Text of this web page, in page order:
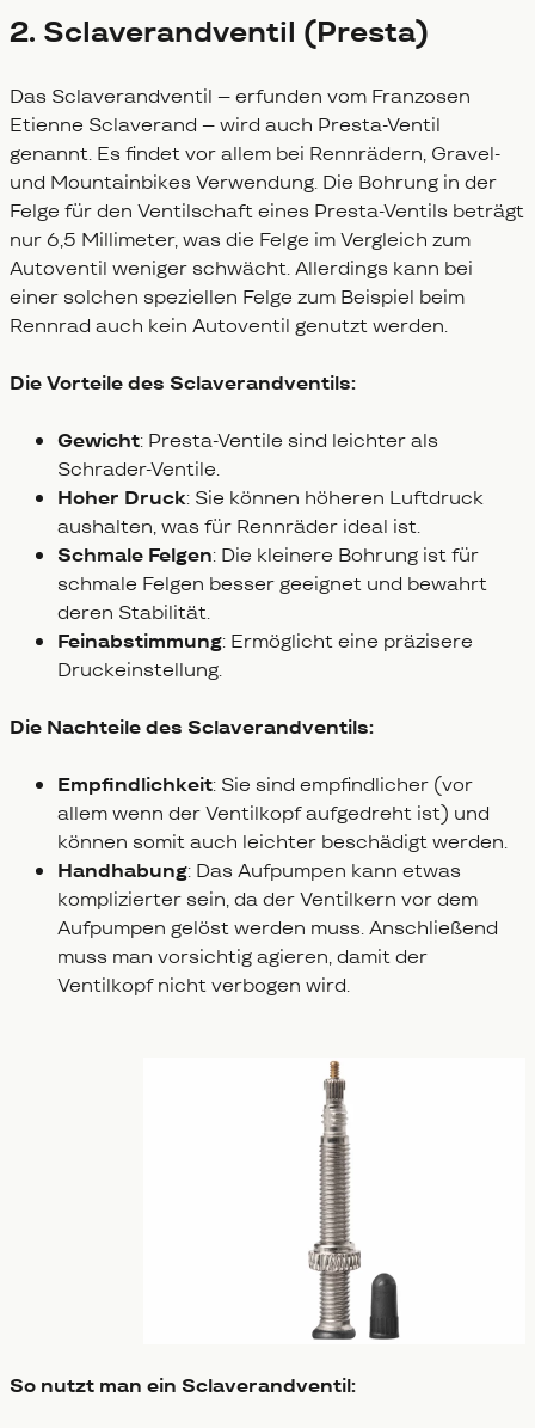
2. Sclaverandventil (Presta)
Das Sclaverandventil – erfunden vom Franzosen
Etienne Sclaverand – wird auch Presta-Ventil
genannt. Es findet vor allem bei Rennrädern, Gravel-
und Mountainbikes Verwendung. Die Bohrung in der
Felge für den Ventilschaft eines Presta-Ventils beträgt
nur 6,5 Millimeter, was die Felge im Vergleich zum
Autoventil weniger schwächt. Allerdings kann bei
einer solchen speziellen Felge zum Beispiel beim
Rennrad auch kein Autoventil genutzt werden.
Die Vorteile des Sclaverandventils:
Gewicht: Presta-Ventile sind leichter als
Schrader-Ventile.
Hoher Druck: Sie können höheren Luftdruck
aushalten, was für Rennräder ideal ist.
Schmale Felgen: Die kleinere Bohrung ist für
schmale Felgen besser geeignet und bewahrt
deren Stabilität.
Feinabstimmung: Ermöglicht eine präzisere
Druckeinstellung.
Die Nachteile des Sclaverandventils:
Empfindlichkeit: Sie sind empfindlicher (vor
allem wenn der Ventilkopf aufgedreht ist) und
können somit auch leichter beschädigt werden.
Handhabung: Das Aufpumpen kann etwas
komplizierter sein, da der Ventilkern vor dem
Aufpumpen gelöst werden muss. Anschließend
muss man vorsichtig agieren, damit der
Ventilkopf nicht verbogen wird.
So nutzt man ein Sclaverandventil: